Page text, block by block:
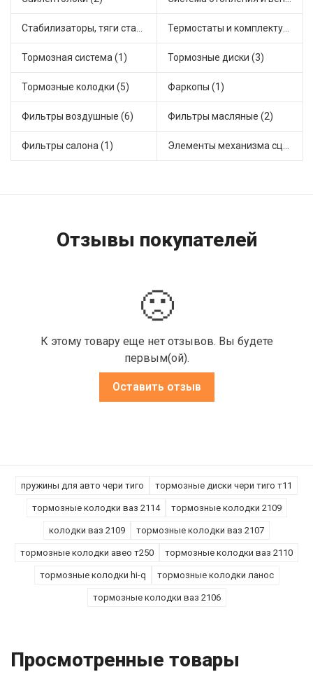
Стабилизаторы, тяги стабилизатора, стойки стабилиз (3) Термостаты и комплектующие системы охлаждения (3)
Тормозная система (1) Тормозные диски (3)
Тормозные колодки (5) Фаркопы (1)
Фильтры воздушные (6) Фильтры масляные (2)
Фильтры салона (1) Элементы механизма сцепления (1)
Отзывы покупателей
🙁
К этому товару еще нет отзывов. Вы будете
первым(ой).
Оставить отзыв
пружины для авто чери тиго тормозные диски чери тиго т11
тормозные колодки ваз 2114 тормозные колодки 2109
колодки ваз 2109 тормозные колодки ваз 2107
тормозные колодки авео т250 тормозные колодки ваз 2110
тормозные колодки hi-q тормозные колодки ланос
тормозные колодки ваз 2106
Просмотренные товары